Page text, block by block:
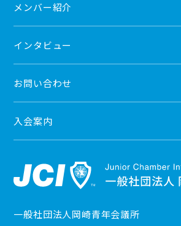
メンバー紹介
インタビュー
お問い合わせ
入会案内
一般社団法人岡崎青年会議所